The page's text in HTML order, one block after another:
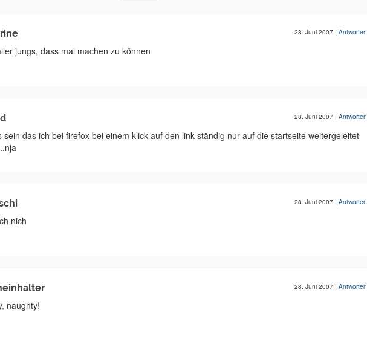
28. Juni 2007 | Antworten
jungs, dass mal machen zu können
28. Juni 2007 | Antworten
sein das ich bei firefox bei einem klick auf den link ständig nur auf die startseite weitergeleitet
28. Juni 2007 | Antworten
nich
28. Juni 2007 | Antworten
naughty!